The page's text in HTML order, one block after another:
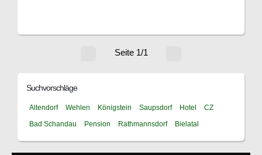
Seite 1/1
Suchvorschläge
Altendorf Wehlen Königstein Saupsdorf Hotel
CZ
Bad Schandau
Pension Rathmannsdorf Bielatal